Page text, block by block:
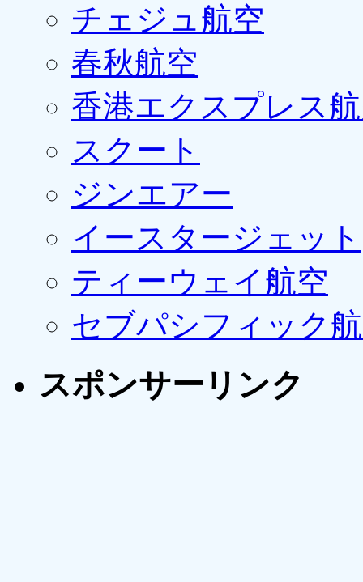
チェジュ航空
春秋航空
香港エクスプレス
スクート
ジンエアー
イースタージェット
ティーウェイ航空
セブパシフィック
スポンサーリンク